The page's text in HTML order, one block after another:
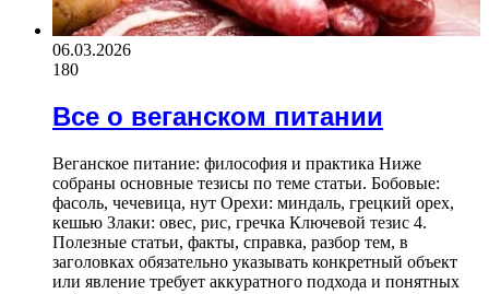
06.03.2026
180
Все о веганском питании
Веганское питание: философия и практика Ниже
собраны основные тезисы по теме статьи. Бобовые:
фасоль, чечевица, нут Орехи: миндаль, грецкий орех,
кешью Злаки: овес, рис, гречка Ключевой тезис 4.
Полезные статьи, факты, справка, разбор тем, в
заголовках обязательно указывать конкретный объект
или явление требует аккуратного подхода и понятных